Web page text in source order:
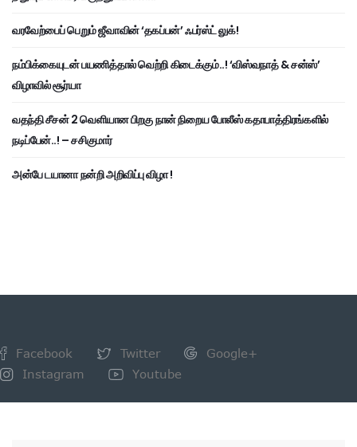
வரவேற்பைப் பெறும் ஜீவாவின் ‘தகப்பன்’ ஃபர்ஸ்ட் லுக்!
நம்பிக்கையுடன் பயணித்தால் வெற்றி கிடைக்கும்..! ‘விஸ்வநாத் & சன்ஸ்’
விழாவில் சூர்யா
வதந்தி சீசன் 2 வெளியான பிறகு நான் நிறைய போலீஸ் கதாபாத்திரங்களில்
நடிப்பேன்..! – சசிகுமார்
அன்பே டயானா நன்றி அறிவிப்பு விழா !
Facebook Twitter
Google+
Instagram
Youtube